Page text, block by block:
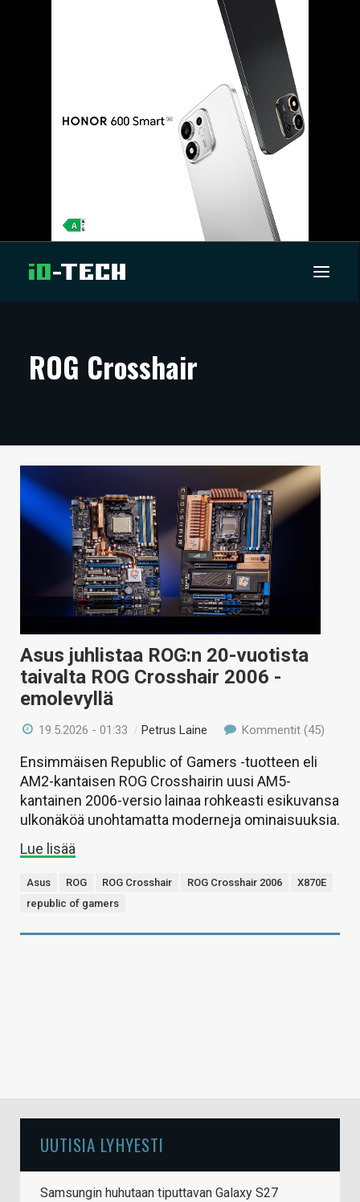
ARTIKKELIT
TECHBBS
TIETOA
HINTA.FI
VAIHDA TEEMA
HAKU
ROG Crosshair
Asus juhlistaa ROG:n 20-vuotista
taivalta ROG Crosshair 2006 -
emolevyllä
19.5.2026 - 01:33 /Petrus Laine Kommentit (45)
Ensimmäisen Republic of Gamers -tuotteen eli
AM2-kantaisen ROG Crosshairin uusi AM5-
kantainen 2006-versio lainaa rohkeasti esikuvansa
ulkonäköä unohtamatta moderneja ominaisuuksia.
Lue lisää
Asus ROG ROG Crosshair ROG Crosshair 2006
X870E
republic of gamers
UUTISIA LYHYESTI
Samsungin huhutaan tiputtavan Galaxy S27